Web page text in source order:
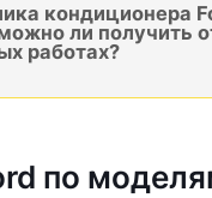
кондиционера
ли получить
работах?
по